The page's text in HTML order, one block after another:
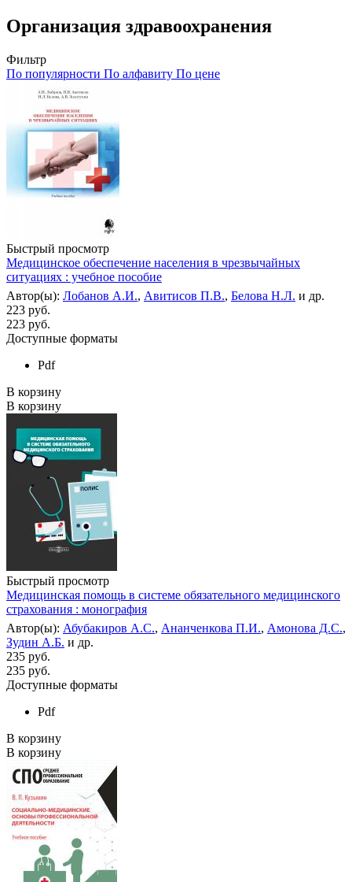
Организация здравоохранения
Фильтр
По популярности По алфавиту По цене
Быстрый просмотр
Медицинское обеспечение населения в чрезвычайных
ситуациях : учебное пособие
Автор(ы): Лобанов А.И., Авитисов П.В., Белова Н.Л. и др.
223 руб.
223 руб.
Доступные форматы
Pdf
В корзину
В корзину
Быстрый просмотр
Медицинская помощь в системе обязательного медицинского
страхования : монография
Автор(ы): Абубакиров А.С., Ананченкова П.И., Амонова Д.С.,
Зудин А.Б. и др.
235 руб.
235 руб.
Доступные форматы
Pdf
В корзину
В корзину